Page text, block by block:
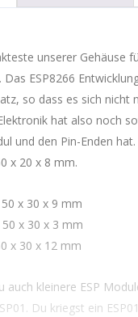
unserer Gehäuse
ESP8266
so dass es sich nicht
hat also noch
und den Pin-Enden
x 20 x 8 mm.
x 30 x 9 mm
x 30 x 3 mm
x 30 x 12 mm
auch kleinere ESP
Du kriegst ein